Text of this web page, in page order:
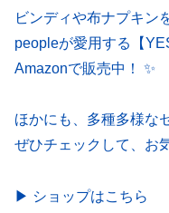
ビンディや布ナプキン
peopleが愛用する【
Amazonで販売中！ ✨
ほかにも、多種多様な
ぜひチェックして、お
▶ ショップはこちら